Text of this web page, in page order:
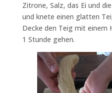
Zitrone, Salz, das Ei und
und knete einen glatten
Decke den Teig mit einem
1 Stunde gehen.